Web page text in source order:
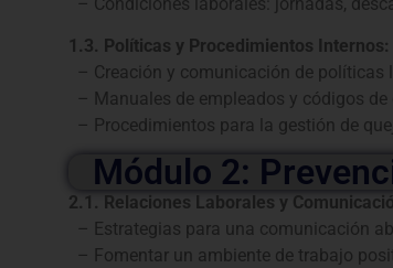
1.3. Políticas y Procedimientos Internos:
– Creación y comunicación de políticas
– Manuales de empleados y códigos de
– Procedimientos para la gestión de
Módulo 2:
2.1. Relaciones Laborales y
– Estrategias para una comunicación
– Fomentar un ambiente de trabajo